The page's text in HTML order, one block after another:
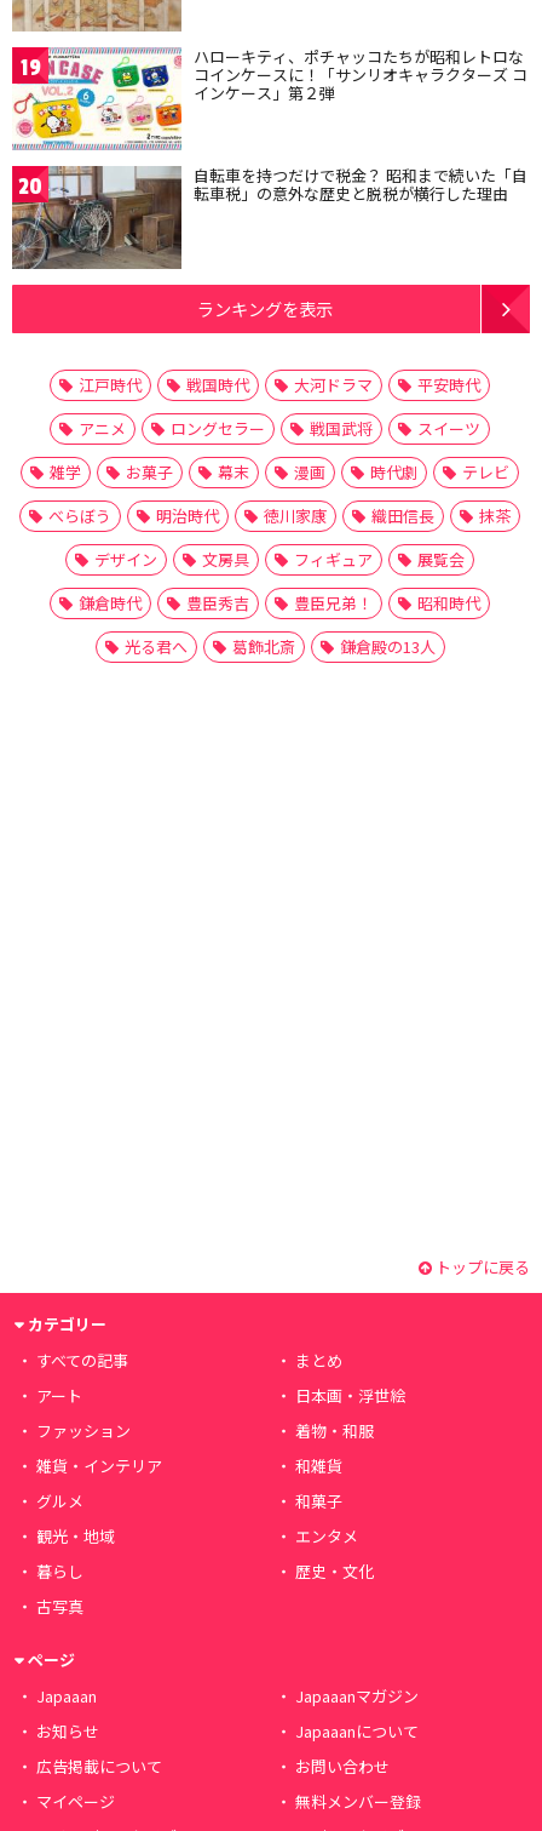
19 ハローキティ、ポチャッコたちが昭和レトロな
コインケースに！「サンリオキャラクターズ コ
インケース」第２弾
20 自転車を持つだけで税金？ 昭和まで続いた「自
転車税」の意外な歴史と脱税が横行した理由
ランキングを表示
江戸時代 戦国時代 大河ドラマ
平安時代
アニメ
ロングセラー 戦国武将
スイーツ
雑学
お菓子 幕末 漫画 時代劇
テレビ
べらぼう
明治時代 徳川家康 織田信長
抹茶
デザイン
文房具 フィギュア
展覧会
鎌倉時代
豊臣秀吉 豊臣兄弟！
昭和時代
光る君へ
葛飾北斎 鎌倉殿の13人
トップに戻る
カテゴリー
すべての記事
まとめ
アート
日本画・浮世絵
ファッション
着物・和服
雑貨・インテリア
和雑貨
グルメ
和菓子
観光・地域
エンタメ
暮らし
歴史・文化
古写真
ページ
Japaaan
Japaaanマガジン
お知らせ
Japaaanについて
広告掲載について
お問い合わせ
マイページ
無料メンバー登録